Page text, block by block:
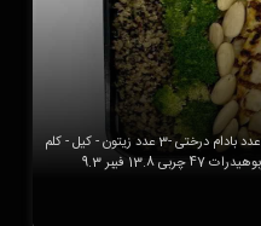
150 گرم مرغ -70 گرم نخود - 40 گرم کینوا- 10 عدد بادام درختی -3 عدد زیتون - کیل - کلم